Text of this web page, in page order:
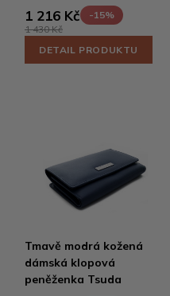
1 216 Kč
-15%
1 430 Kč
DETAIL PRODUKTU
Tmavě modrá kožená
dámská klopová
peněženka Tsuda